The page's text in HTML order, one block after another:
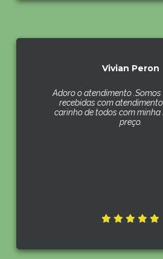
Vivian Peron
Adoro o atendimento .Somos
recebidas com
carinho de todos com minha
preço.